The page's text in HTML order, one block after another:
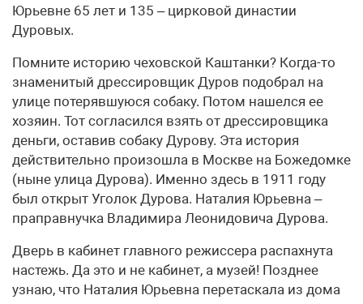
Юрьевне 65 лет и 135 – цирковой династии
Дуровых.
Помните историю чеховской Каштанки? Когда-то
знаменитый дрессировщик Дуров подобрал на
улице потерявшуюся собаку. Потом нашелся ее
хозяин. Тот согласился взять от дрессировщика
деньги, оставив собаку Дурову. Эта история
действительно произошла в Москве на Божедомке
(ныне улица Дурова). Именно здесь в 1911 году
был открыт Уголок Дурова. Наталия Юрьевна –
праправнучка Владимира Леонидовича Дурова.
Дверь в кабинет главного режиссера распахнута
настежь. Да это и не кабинет, а музей! Позднее
узнаю, что Наталия Юрьевна перетаскала из дома